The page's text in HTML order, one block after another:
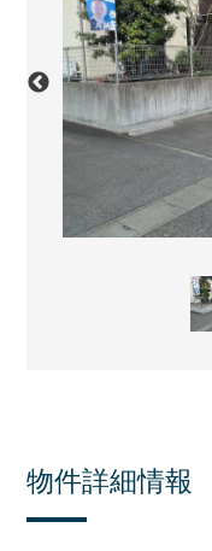
物件詳細情報